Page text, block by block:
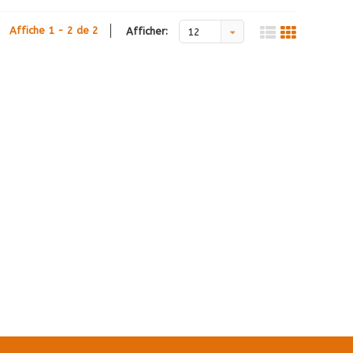
Affiche 1 - 2 de 2 Afficher: 12